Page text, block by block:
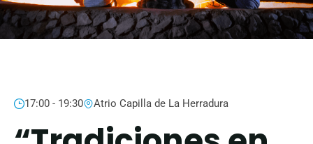
17:00 - 19:30 Atrio Capilla de La Herradura